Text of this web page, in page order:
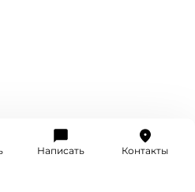
Написать Контакты